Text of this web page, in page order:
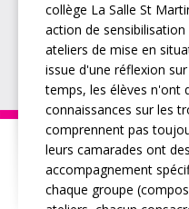
collège La Salle St
action de
ateliers de mise en
issue d'une réflexion
temps, les élèves n'ont
connaissances sur les
comprennent pas
leurs camarades ont
accompagnement
chaque groupe